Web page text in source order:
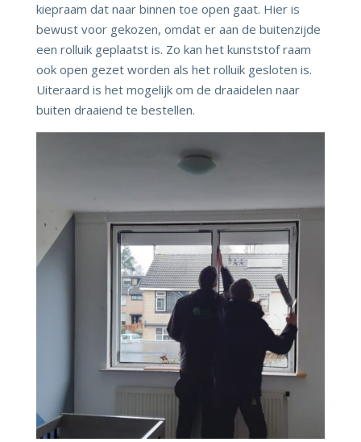
kiepraam dat naar binnen toe open gaat. Hier is
bewust voor gekozen, omdat er aan de buitenzijde
een rolluik geplaatst is. Zo kan het kunststof raam
ook open gezet worden als het rolluik gesloten is.
Uiteraard is het mogelijk om de draaidelen naar
buiten draaiend te bestellen.